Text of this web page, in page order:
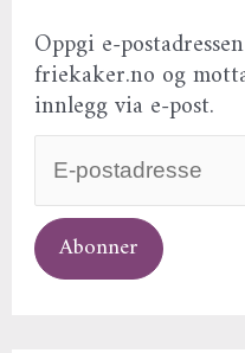
Oppgi e-
friekaker.no og
innlegg via e-post.
Abonner